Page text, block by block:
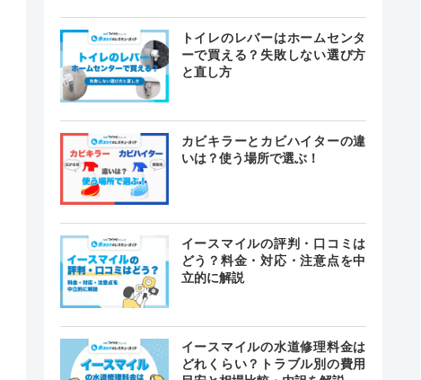
トイレのレバーはホームセンタ
ーで買える？失敗しない選び方
と直し方
カビキラーとカビハイターの違
いは？使う場所で選ぶ！
イースマイルの評判・口コミは
どう？料金・対応・注意点を中
立的に解説
イースマイルの水道修理料金は
どれくらい？トラブル別の費用